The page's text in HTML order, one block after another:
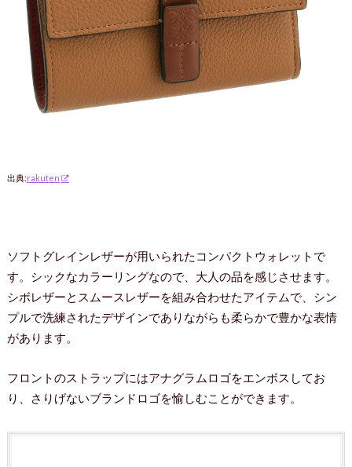
出典:rakuten
ソフトグレインレザーが用いられたコンパクトウォレットで
す。シックなカラーリングなので、大人の品を感じさせます。
シボレザーとスムースレザーを組み合わせたアイテムで、シン
プルで洗練されたデザインでありながらも柔らかで豊かな表情
があります。
フロントのストラップにはアナグラムロゴをエンボスしてお
り、さりげないブランドロゴを愉しむことができます。